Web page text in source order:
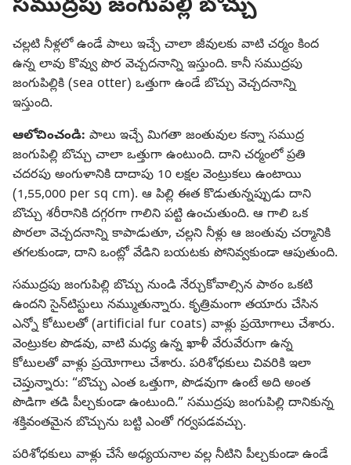
సముద్రపు జంగుపిల్లి బొచ్చు
చల్లటి నీళ్లలో ఉండే పాలు ఇచ్చే చాలా జీవులకు వాటి చర్మం కింద
ఉన్న లావు కొవ్వు పొర వెచ్చదనాన్ని ఇస్తుంది. కానీ సముద్రపు
జంగుపిల్లికి (sea otter) ఒత్తుగా ఉండే బొచ్చు వెచ్చదనాన్ని
ఇస్తుంది.
ఆలోచించండి: పాలు ఇచ్చే మిగతా జంతువుల కన్నా సముద్ర
జంగుపిల్లి బొచ్చు చాలా ఒత్తుగా ఉంటుంది. దాని చర్మంలో ప్రతి
చదరపు అంగుళానికి దాదాపు 10 లక్షల వెంట్రుకలు ఉంటాయి
(1,55,000 per sq cm). ఆ పిల్లి ఈత కొడుతున్నప్పుడు దాని
బొచ్చు శరీరానికి దగ్గరగా గాలిని పట్టి ఉంచుతుంది. ఆ గాలి ఒక
పొరలా వెచ్చదనాన్ని కాపాడుతూ, చల్లని నీళ్లు ఆ జంతువు చర్మానికి
తగలకుండా, దాని ఒంట్లో వేడిని బయటకు పోనివ్వకుండా ఆపుతుంది.
సముద్రపు జంగుపిల్లి బొచ్చు నుండి నేర్చుకోవాల్సిన పాఠం ఒకటి
ఉందని సైన్‌టిస్టులు నమ్ముతున్నారు. కృత్రిమంగా తయారు చేసిన
ఎన్నో కోటులతో (artificial fur coats) వాళ్లు ప్రయోగాలు చేశారు.
వెంట్రుకల పొడవు, వాటి మధ్య ఉన్న ఖాళీ వేరువేరుగా ఉన్న
కోటులతో వాళ్లు ప్రయోగాలు చేశారు. పరిశోధకులు చివరికి ఇలా
చెప్తున్నారు: “బొచ్చు ఎంత ఒత్తుగా, పొడవుగా ఉంటే అది అంత
పొడిగా తడి పీల్చకుండా ఉంటుంది.” సముద్రపు జంగుపిల్లి దానికున్న
శక్తివంతమైన బొచ్చును బట్టి ఎంతో గర్వపడవచ్చు.
పరిశోధకులు వాళ్లు చేసే అధ్యయనాల వల్ల నీటిని పీల్చకుండా ఉండే